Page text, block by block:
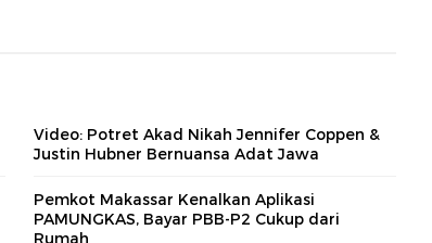
Video: Potret Akad Nikah Jennifer Coppen &
Justin Hubner Bernuansa Adat Jawa
Pemkot Makassar Kenalkan Aplikasi
PAMUNGKAS, Bayar PBB-P2 Cukup dari
Rumah